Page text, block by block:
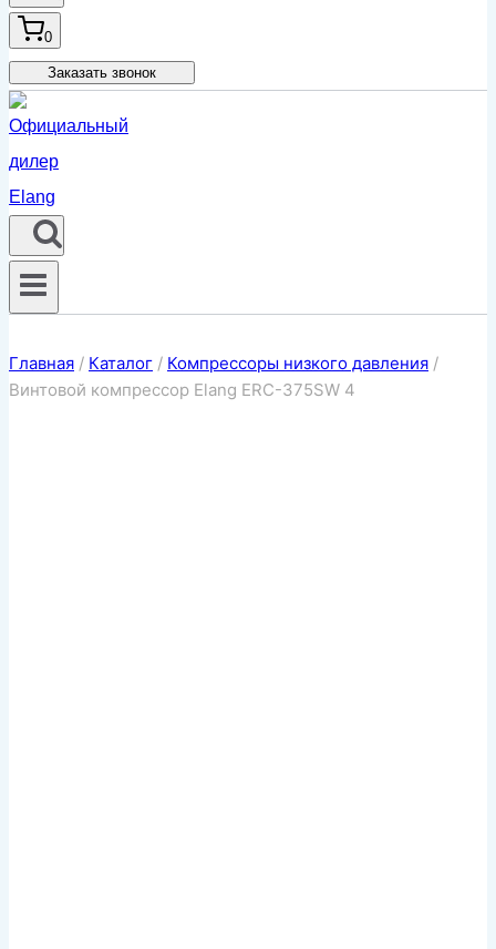
0
Заказать звонок
Главная / Каталог / Компрессоры низкого давления /
Винтовой компрессор Elang ERC-375SW 4